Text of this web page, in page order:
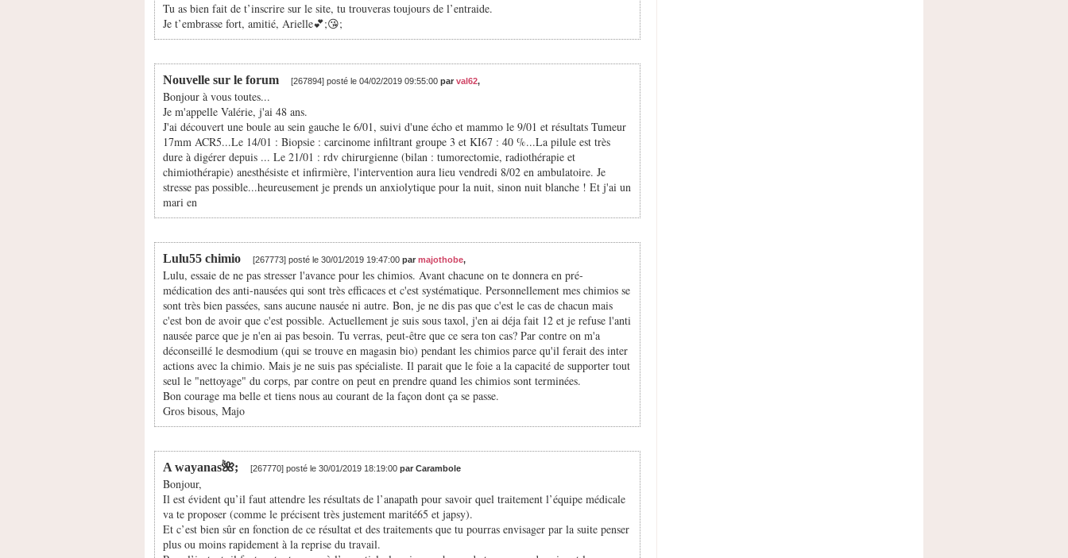
Tu as bien fait de t’inscrire sur le site, tu trouveras toujours de l’entraide.
Je t’embrasse fort, amitié, Arielle💕;😘;
Nouvelle sur le forum [267894] posté le 04/02/2019 09:55:00 par val62,
Bonjour à vous toutes...
Je m'appelle Valérie, j'ai 48 ans.
J'ai découvert une boule au sein gauche le 6/01, suivi d'une écho et mammo le 9/01 et résultats Tumeur
17mm ACR5...Le 14/01 : Biopsie : carcinome infiltrant groupe 3 et KI67 : 40 %...La pilule est très
dure à digérer depuis ... Le 21/01 : rdv chirurgienne (bilan : tumorectomie, radiothérapie et
chimiothérapie) anesthésiste et infirmière, l'intervention aura lieu vendredi 8/02 en ambulatoire. Je
stresse pas possible...heureusement je prends un anxiolytique pour la nuit, sinon nuit blanche ! Et j'ai un
mari en
Lulu55 chimio [267773] posté le 30/01/2019 19:47:00 par majothobe,
Lulu, essaie de ne pas stresser l'avance pour les chimios. Avant chacune on te donnera en pré-
médication des anti-nausées qui sont très efficaces et c'est systématique. Personnellement mes chimios se
sont très bien passées, sans aucune nausée ni autre. Bon, je ne dis pas que c'est le cas de chacun mais
c'est bon de avoir que c'est possible. Actuellement je suis sous taxol, j'en ai déja fait 12 et je refuse l'anti
nausée parce que je n'en ai pas besoin. Tu verras, peut-être que ce sera ton cas? Par contre on m'a
déconseillé le desmodium (qui se trouve en magasin bio) pendant les chimios parce qu'il ferait des inter
actions avec la chimio. Mais je ne suis pas spécialiste. Il parait que le foie a la capacité de supporter tout
seul le "nettoyage" du corps, par contre on peut en prendre quand les chimios sont terminées.
Bon courage ma belle et tiens nous au courant de la façon dont ça se passe.
Gros bisous, Majo
A wayanas🌺; [267770] posté le 30/01/2019 18:19:00 par Carambole
Bonjour,
Il est évident qu’il faut attendre les résultats de l’anapath pour savoir quel traitement l’équipe médicale
va te proposer (comme le précisent très justement marité65 et japsy).
Et c’est bien sûr en fonction de ce résultat et des traitements que tu pourras envisager par la suite penser
plus ou moins rapidement à la reprise du travail.